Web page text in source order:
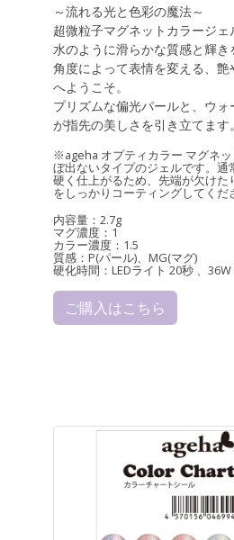
～流れる光と色彩の魔法～
超微粒子マグネットカラージェ
水のように滑らかな質感と輝き
角度によって表情を変える、
へようこそ。
プリズムな偏光パールと、ウォ
が指先の美しさを引き立てます。
※ageha オプティカラー マグネ
ぼ出ないタイプのジェルです。通
硬く仕上がるため、先端が欠けた
をしっかりコーティングしてくだ
内容量：2.7g
マグ濃度：1
カラー濃度：1.5
質感：P(パール)、MG(マグ)
硬化時間：LEDライト 20秒 、
ご購入はこちら